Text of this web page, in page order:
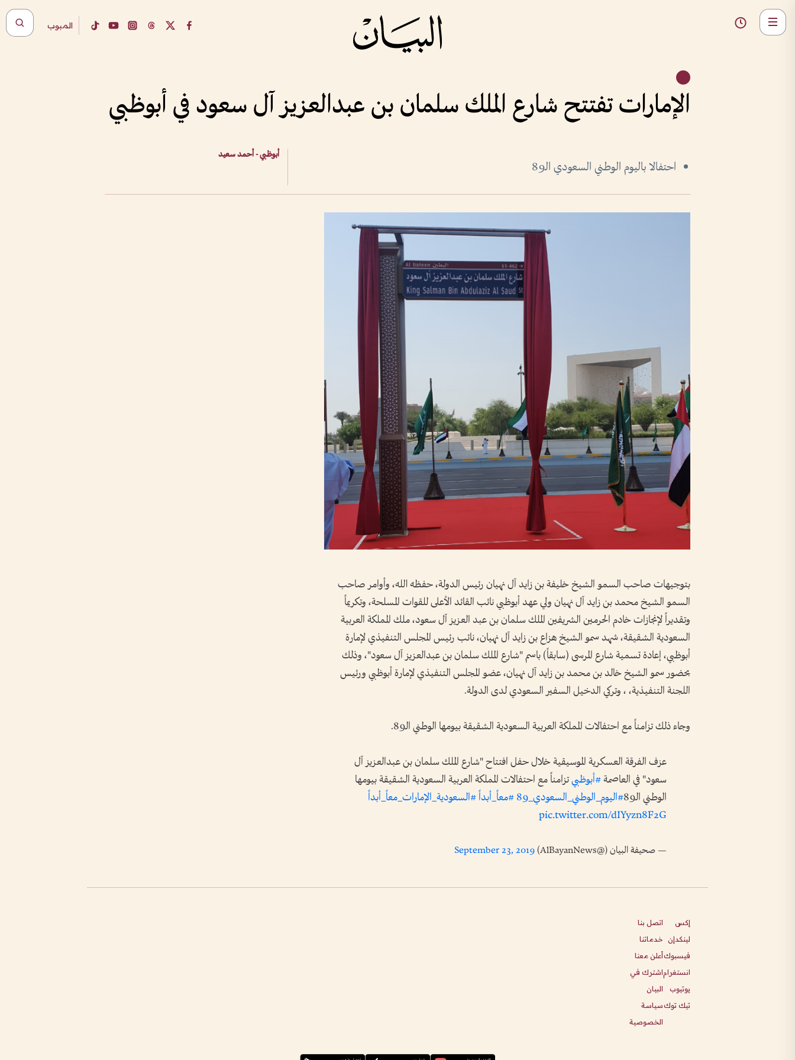
المبوب
الإمارات تفتتح شارع الملك سلمان بن عبدالعزيز آل سعود في أبوظبي
احتفالا باليوم الوطني السعودي الـ89
أبوظبي - أحمد سعيد
بتوجيهات صاحب السمو الشيخ خليفة بن زايد آل نهيان رئيس الدولة، حفظه الله، وأوامر صاحب
السمو الشيخ محمد بن زايد آل نهيان ولي عهد أبوظبي نائب القائد الأعلى للقوات المسلحة، وتكريماً
وتقديراً لإنجازات خادم الحرمين الشريفين الملك سلمان بن عبد العزيز آل سعود، ملك المملكة العربية
السعودية الشقيقة، شهد سمو الشيخ هزاع بن زايد آل نهيان، نائب رئيس المجلس التنفيذي لإمارة
أبوظبي، إعادة تسمية شارع المرسى (سابقاً) باسم "شارع الملك سلمان بن عبدالعزيز آل سعود"، وذلك
بحضور سمو الشيخ خالد بن محمد بن زايد آل نهيان، عضو المجلس التنفيذي لإمارة أبوظبي ورئيس
اللجنة التنفيذية، ، وتركي الدخيل السفير السعودي لدى الدولة.
وجاء ذلك تزامناً مع احتفالات المملكة العربية السعودية الشقيقة بيومها الوطني الـ89.
عزف الفرقة العسكرية الموسيقية خلال حفل افتتاح "شارع الملك سلمان بن عبدالعزيز آل
سعود" في العاصمة#أبوظبيتزامناً مع احتفالات المملكة العربية السعودية الشقيقة بيومها
الوطني الـ89
#اليوم_الوطني_السعودي_89 #معاً_أبداً#السعودية_الإمارات_معاً_أبداً
pic.twitter.com/dIYyzn8F2G
— صحيفة البيان (@AlBayanNews) September 23, 2019
إكس
لينكدإن
فيسبوك
انستغرام
يوتيوب
تيك توك
اتصل بنا
خدماتنا
أعلن معنا
اشترك في
البيان
سياسة
الخصوصية